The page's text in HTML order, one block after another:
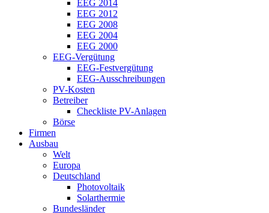
EEG 2014
EEG 2012
EEG 2008
EEG 2004
EEG 2000
EEG-Vergütung
EEG-Festvergütung
EEG-Ausschreibungen
PV-Kosten
Betreiber
Checkliste PV-Anlagen
Börse
Firmen
Ausbau
Welt
Europa
Deutschland
Photovoltaik
Solarthermie
Bundesländer